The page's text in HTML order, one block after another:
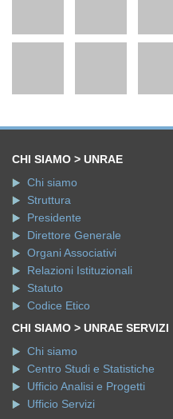
CHI SIAMO > UNRAE
Chi siamo
Struttura
Presidente
Direttore Generale
Organi Associativi
Relazioni Istituzionali
Statuto
Codice Etico
CHI SIAMO > UNRAE SERVIZI
Chi siamo
Centro Studi e Statistiche
Ufficio Analisi e Progetti
Ufficio Servizi